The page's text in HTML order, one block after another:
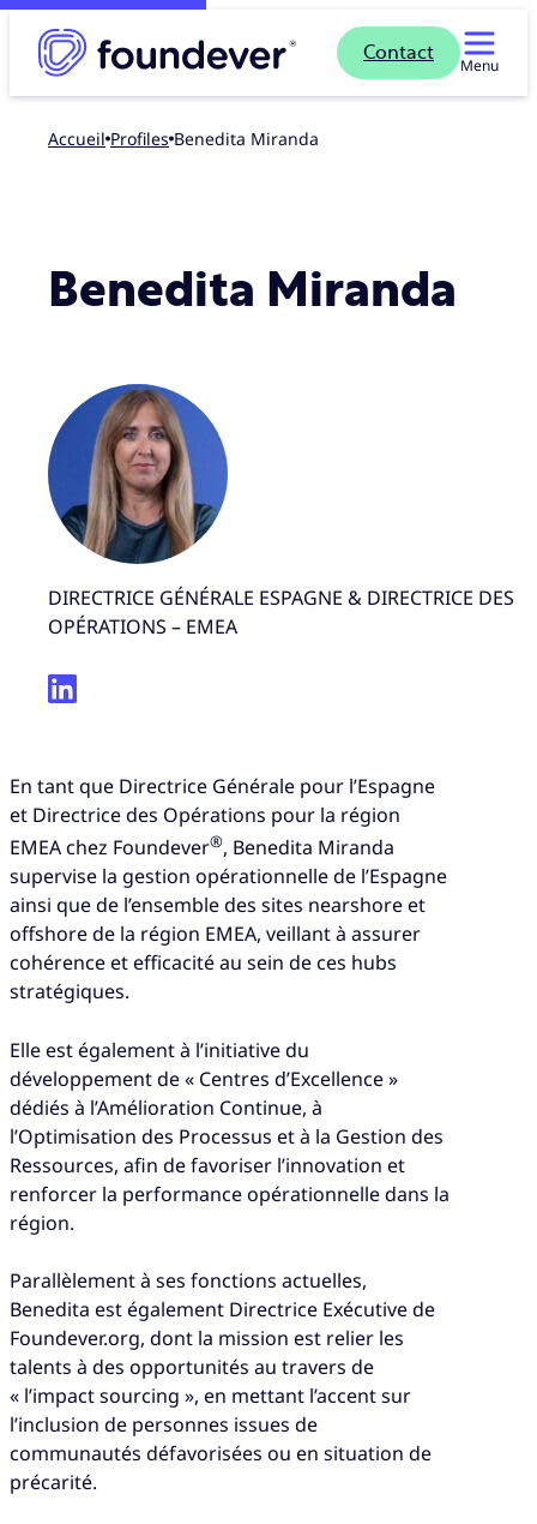
Contact
Menu
Accueil profiles Benedita Miranda
Benedita Miranda
DIRECTRICE GÉNÉRALE ESPAGNE & DIRECTRICE DES
OPÉRATIONS – EMEA
En tant que Directrice Générale pour l’Espagne
et Directrice des Opérations pour la région
EMEA chez Foundever®, Benedita Miranda
supervise la gestion opérationnelle de l’Espagne
ainsi que de l’ensemble des sites nearshore et
offshore de la région EMEA, veillant à assurer
cohérence et efficacité au sein de ces hubs
stratégiques.
Elle est également à l’initiative du
développement de « Centres d’Excellence »
dédiés à l’Amélioration Continue, à
l’Optimisation des Processus et à la Gestion des
Ressources, afin de favoriser l’innovation et
renforcer la performance opérationnelle dans la
région.
Parallèlement à ses fonctions actuelles,
Benedita est également Directrice Exécutive de
Foundever.org, dont la mission est relier les
talents à des opportunités au travers de
« l’impact sourcing », en mettant l’accent sur
l’inclusion de personnes issues de
communautés défavorisées ou en situation de
précarité.